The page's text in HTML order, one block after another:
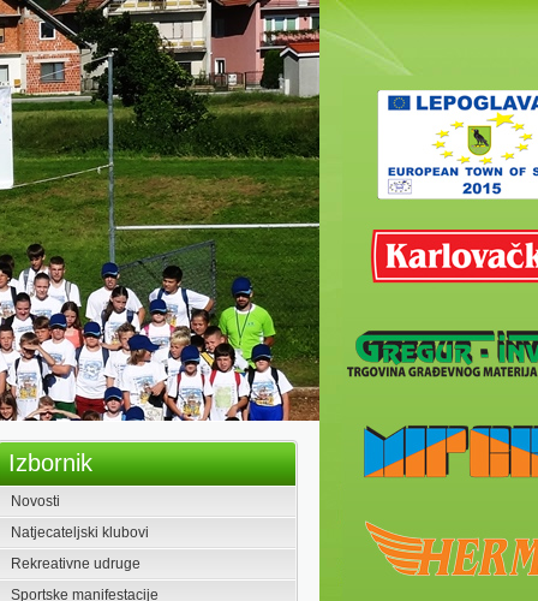
Izbornik
Novosti
Natjecateljski klubovi
Rekreativne udruge
Sportske manifestacije
2. SEOSKE IGRE DJEČJIH
VRTIĆA VIŠNJICA 2026
ZAJEDNO U PLANINE – Nacionalni